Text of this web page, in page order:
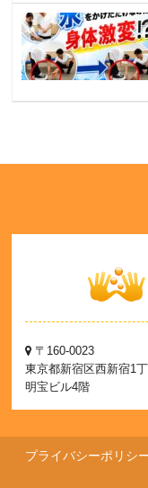
〒160-0023
東京都新宿区西新宿1丁
明宝ビル4階
プライバシーポリシ